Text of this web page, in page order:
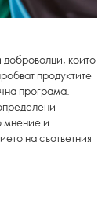
доброволци, които
продуктите
програма.
мнение и
на съответния